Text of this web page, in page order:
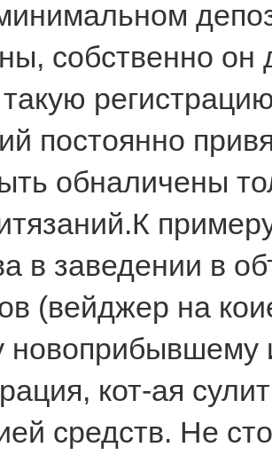
собственно он
постоянно
обналичены
в заведении в
(вейджер на
кот-ая
средств. Не